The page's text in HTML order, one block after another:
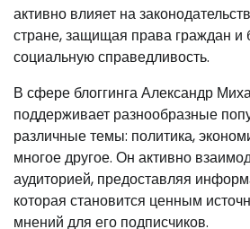
активно влияет на
стране, защищая права граждан и
социальную справедливость.
В сфере блоггинга Александр
поддерживает разнообразные
различные темы: политика,
многое другое. Он активно
аудиторией, предоставляя
которая становится ценным
мнений для его подписчиков.